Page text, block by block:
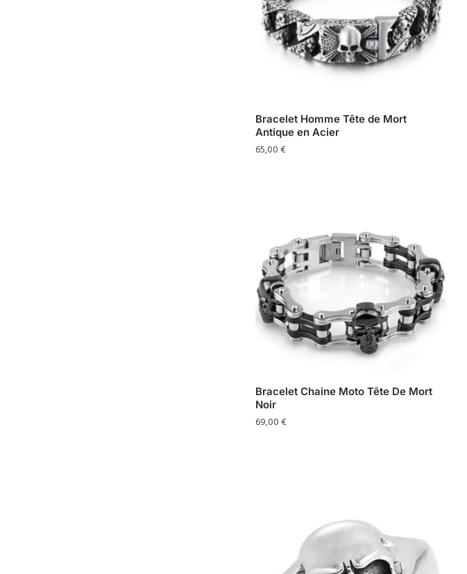
Bracelet Homme Tête de Mort
Antique en Acier
65,00€
Bracelet Chaine Moto Tête De Mort
Noir
69,00€